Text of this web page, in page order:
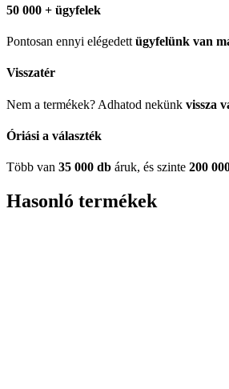
50 000 + ügyfelek
Pontosan ennyi elégedett ügyfelünk van
Visszatér
Nem a termékek? Adhatod nekünk vissza
Óriási a választék
Több van 35 000 db áruk, és szinte 200
Hasonló termékek